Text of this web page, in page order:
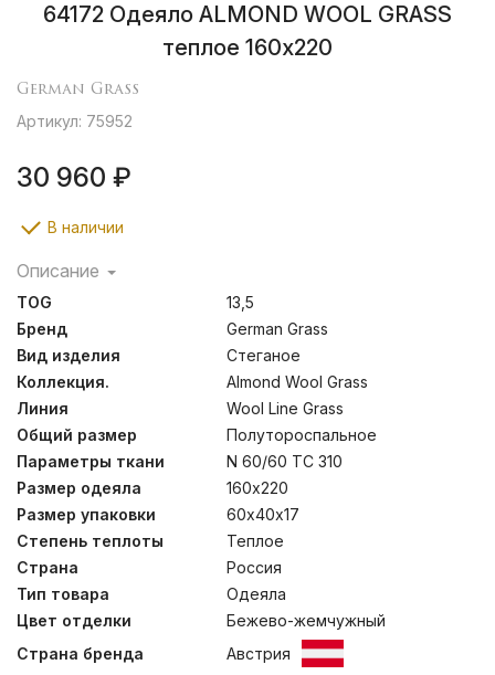
64172 Одеяло ALMOND WOOL GRASS
теплое 160х220
German Grass
Артикул: 75952
30 960 ₽
В наличии
Описание
Одеяла Almond изготовлены в жемчужном сатине, в
состав которого, помимо хлопка, добавлены волокна
TENCEL® для дополнительной шелковистости и
гладкости ткани. Наполнитель – верблюжий пух,
армированный би-компонентом, благодаря которому
одеяла долгие годы сохранят свою воздушность и
пушистость. Увеличенная плотность наполнителя
создает по-настоящему теплые одеяла для холодного
времени года. Одеяла отделаны стежкой “Кокон”,
обеспечивающий мягкое облегание тела во время
сна. Инновационная система “нестеганого валика”,
расположенного по периметру всего изделия, слегка
утяжеляет одеяло по краям и препятствует
попаданию холодного воздуха, обеспечивая
дополнительный комфорт. Стирка при температуре до
30°С.
TOG
13,5
Бренд
German Grass
Вид изделия
Стеганое
Коллекция.
Almond Wool Grass
Линия
Wool Line Grass
Общий размер
Полутороспальное
Параметры ткани
N 60/60 TC 310
Размер одеяла
160х220
Размер упаковки
60х40х17
Степень теплоты
Теплое
Страна
Россия
Тип товара
Одеяла
Цвет отделки
Бежево-жемчужный
Страна бренда
Австрия